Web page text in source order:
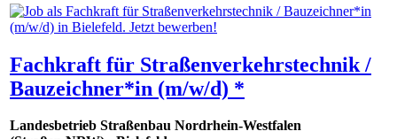
Fachkraft für Straßenverkehrstechnik /
Bauzeichner*in (m/w/d) *
Landesbetrieb Straßenbau Nordrhein-Westfalen